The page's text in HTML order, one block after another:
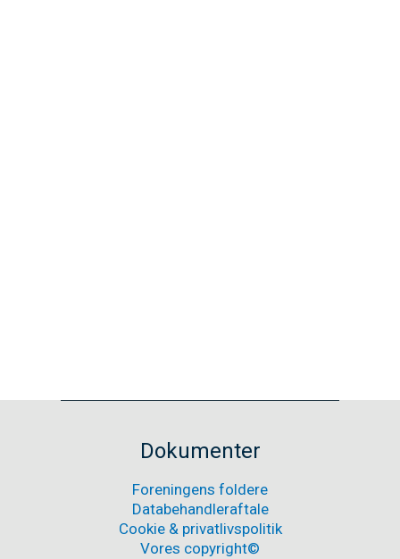
Nyheder
Dokumenter
Foreningens foldere
Databehandleraftale
Cookie & privatlivspolitik
Vores copyright©